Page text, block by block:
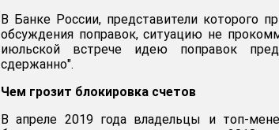
В Банке России, представители которого
обсуждения поправок, ситуацию не
июльской встрече идею поправок
сдержанно".
Чем грозит блокировка счетов
В апреле 2019 года владельцы и топ-